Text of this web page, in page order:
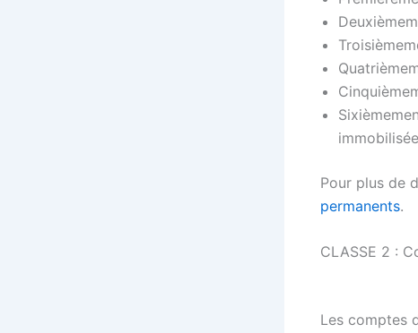
Pour plus de
permanents.
CLASSE 2 :
Les comptes